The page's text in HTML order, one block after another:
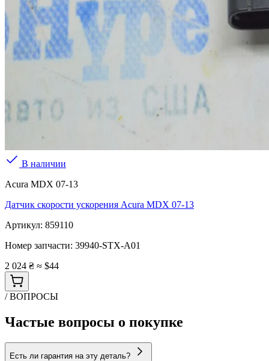
В наличии
Acura MDX 07-13
Датчик скорости ускорения Acura MDX 07-13
Артикул: 859110
Номер запчасти: 39940-STX-A01
2 024 ₴ ≈ $44
/ ВОПРОСЫ
Частые вопросы о покупке
Есть ли гарантия на эту деталь?